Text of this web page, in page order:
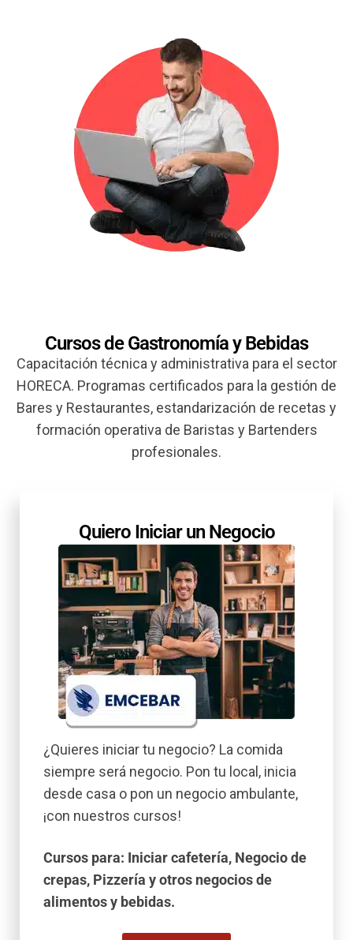
Cursos de Gastronomía y Bebidas
Capacitación técnica y administrativa para el sector
HORECA. Programas certificados para la gestión de
Bares y Restaurantes, estandarización de recetas y
formación operativa de Baristas y Bartenders
profesionales.
Quiero Iniciar un Negocio
¿Quieres iniciar tu negocio? La comida
siempre será negocio. Pon tu local, inicia
desde casa o pon un negocio ambulante,
¡con nuestros cursos!
Cursos para: Iniciar cafetería, Negocio de
crepas, Pizzería y otros negocios de
alimentos y bebidas.